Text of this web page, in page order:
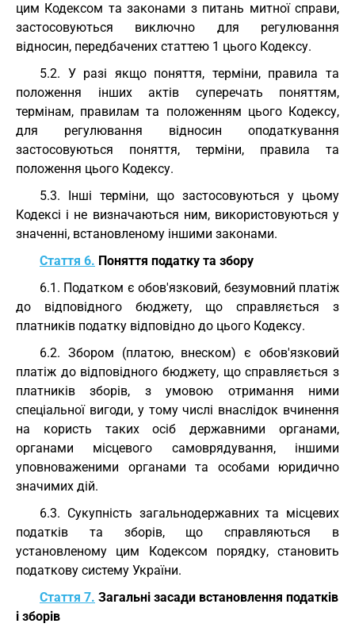
цим Кодексом та законами з питань митної справи,
застосовуються виключно для регулювання
відносин, передбачених статтею 1 цього Кодексу.
5.2. У разі якщо поняття, терміни, правила та
положення інших актів суперечать поняттям,
термінам, правилам та положенням цього Кодексу,
для регулювання відносин оподаткування
застосовуються поняття, терміни, правила та
положення цього Кодексу.
5.3. Інші терміни, що застосовуються у цьому
Кодексі і не визначаються ним, використовуються у
значенні, встановленому іншими законами.
Стаття 6. Поняття податку та збору
6.1. Податком є обов'язковий, безумовний платіж
до відповідного бюджету, що справляється з
платників податку відповідно до цього Кодексу.
6.2. Збором (платою, внеском) є обов'язковий
платіж до відповідного бюджету, що справляється з
платників зборів, з умовою отримання ними
спеціальної вигоди, у тому числі внаслідок вчинення
на користь таких осіб державними органами,
органами місцевого самоврядування, іншими
уповноваженими органами та особами юридично
значимих дій.
6.3. Сукупність загальнодержавних та місцевих
податків та зборів, що справляються в
установленому цим Кодексом порядку, становить
податкову систему України.
Стаття 7. Загальні засади встановлення податків
і зборів